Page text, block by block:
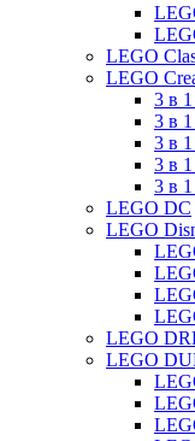
LEGO
LEGO
3 в 1
3 в 1
3 в
3 в 1
3 в
LEGO DC
LEGO
LEGO
LEGO